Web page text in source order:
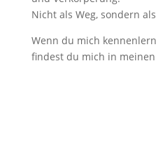
Nicht als Weg, sondern
Wenn du mich
findest du mich in meinen